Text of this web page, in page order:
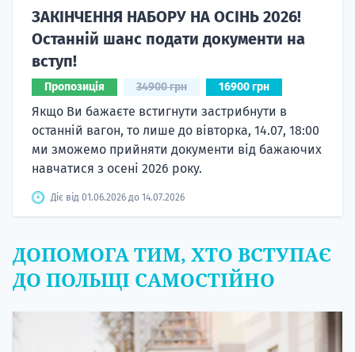
ЗАКІНЧЕННЯ НАБОРУ НА ОСІНЬ 2026!
Останній шанс подати документи на
вступ!
Пропозиція 34900 грн 16900 грн
Якщо Ви бажаєте встигнути застрибнути в
останній вагон, то лише до вівторка, 14.07, 18:00
ми зможемо прийняти документи від бажаючих
навчатися з осені 2026 року.
Діє від 01.06.2026 до 14.07.2026
ДОПОМОГА ТИМ, ХТО ВСТУПАЄ
ДО ПОЛЬЩІ САМОСТІЙНО